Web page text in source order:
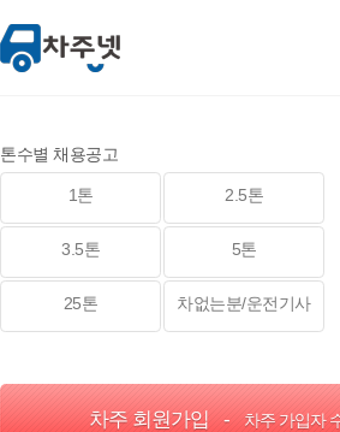
톤수별 채용공고
1톤 2.5톤
3.5톤 5톤
25톤 차없는분/운전기사
차주 회원가입 -차주 가입자